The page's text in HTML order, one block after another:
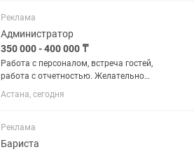
зарабатывать!...
Реклама
Администратор
350 000 - 400 000 ₸
Работа с персоналом, встреча гостей,
работа с отчетностью. Желательно
девушка
Астана, сегодня
Реклама
Бариста